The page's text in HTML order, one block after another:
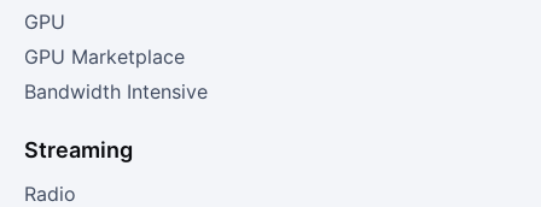
GPU
GPU Marketplace
Bandwidth Intensive
Streaming
Radio